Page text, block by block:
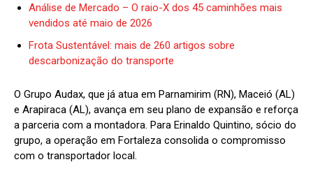
Análise de Mercado – O raio-X dos 45 caminhões mais
vendidos até maio de 2026
Frota Sustentável: mais de 260 artigos sobre
descarbonização do transporte
O Grupo Audax, que já atua em Parnamirim (RN), Maceió (AL)
e Arapiraca (AL), avança em seu plano de expansão e reforça
a parceria com a montadora. Para Erinaldo Quintino, sócio do
grupo, a operação em Fortaleza consolida o compromisso
com o transportador local.